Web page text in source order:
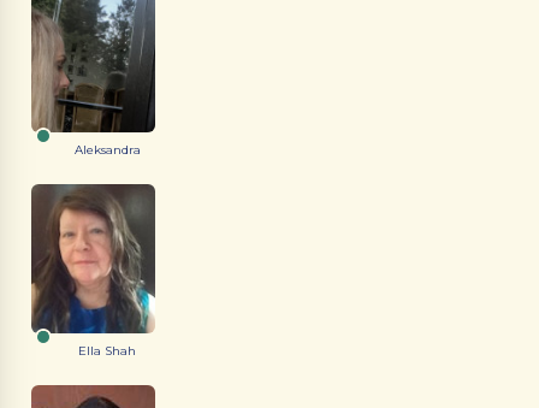
Aleksandra
Ella Shah